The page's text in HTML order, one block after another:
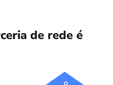
de rede é